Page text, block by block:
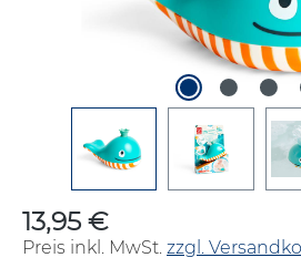
Regulärer Preis:
13,95 €
Preis inkl. MwSt. zzgl.